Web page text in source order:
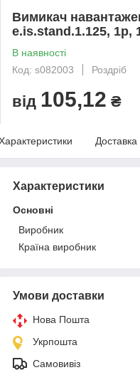
Вимикач
e.is.stand.1.125, 1р,
В наявності
Код: s082003
Роздріб
від 105,12 ₴
Доставка
Характеристики
Основні
Виробник
Країна виробник
Умови доставки
Нова Пошта
Укрпошта
Самовивіз